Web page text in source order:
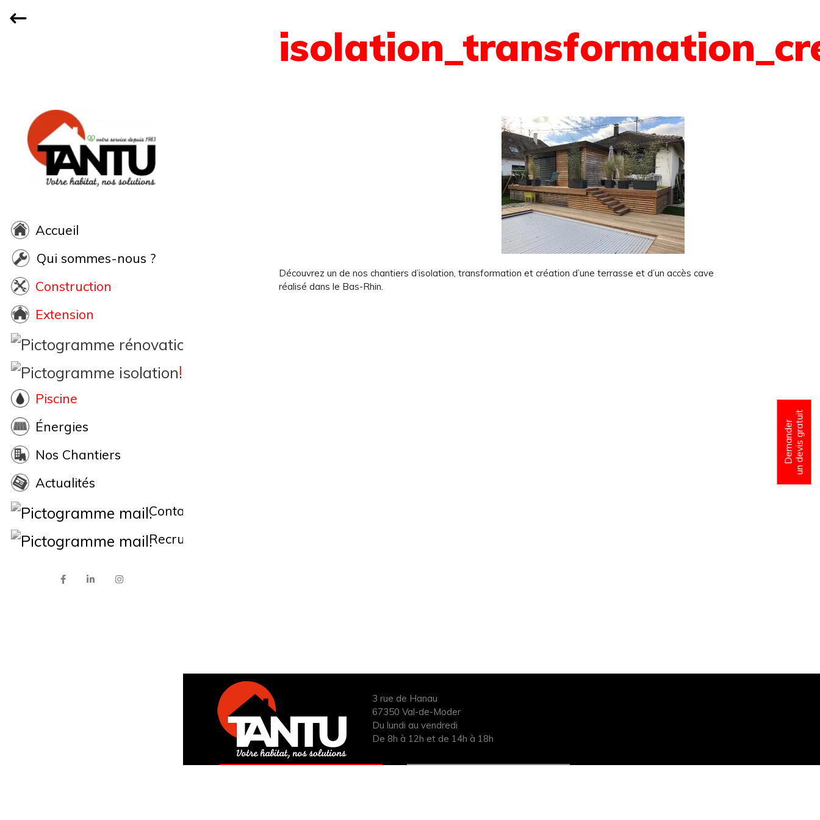
Demanderun devis gratuit
Accueil
Qui sommes-nous ?
Construction
Extension
Isolation
Piscine
Énergies
Nos Chantiers
Actualités
Contact
Recrutement
Découvrez un de nos chantiers d’isolation, transformation et création d’une terrasse et d’un accès cave
réalisé dans le Bas-Rhin.
3 rue de Hanau
67350 Val-de-Moder
Du lundi au vendredi
De 8h à 12h et de 14h à 18h